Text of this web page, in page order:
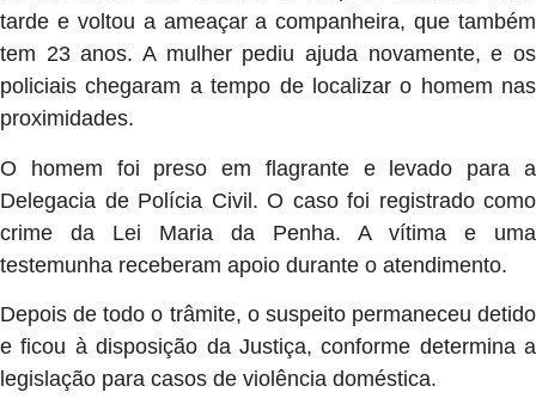
tarde e voltou a ameaçar a companheira, que também
tem 23 anos. A mulher pediu ajuda novamente, e os
policiais chegaram a tempo de localizar o homem nas
proximidades.
O homem foi preso em flagrante e levado para a
Delegacia de Polícia Civil. O caso foi registrado como
crime da Lei Maria da Penha. A vítima e uma
testemunha receberam apoio durante o atendimento.
Depois de todo o trâmite, o suspeito permaneceu detido
e ficou à disposição da Justiça, conforme determina a
legislação para casos de violência doméstica.